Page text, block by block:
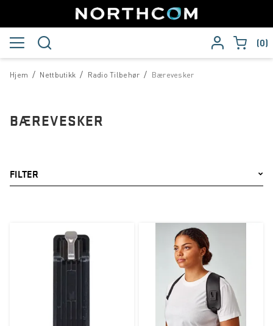
0
/
Hjem /
Nettbutikk /
Radio Tilbehør Bærevesker
BÆREVESKER
FILTER